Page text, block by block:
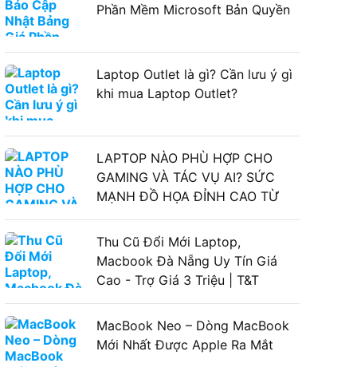
Phần Mềm Microsoft Bản Quyền
Laptop Outlet là gì? Cần lưu ý gì
khi mua Laptop Outlet?
LAPTOP NÀO PHÙ HỢP CHO
GAMING VÀ TÁC VỤ AI? SỨC
MẠNH ĐỒ HỌA ĐỈNH CAO TỪ
Thu Cũ Đổi Mới Laptop,
Macbook Đà Nẵng Uy Tín Giá
Cao - Trợ Giá 3 Triệu | T&T
MacBook Neo – Dòng MacBook
Mới Nhất Được Apple Ra Mắt